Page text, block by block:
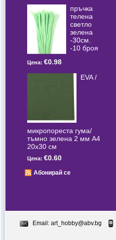
пръчка
телена
светлo
зелена
-30см.
-10 броя
Цена: €0.98
EVA /
микропореста гума/
тъмно зелена 2 мм А4
20x30 см
Цена: €0.60
Абонирай се
Email: art_hobby@abv.bg